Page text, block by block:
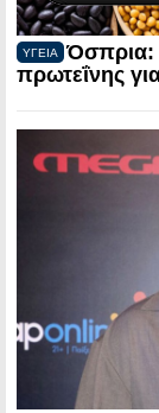
ΥΓΕΙΑ
Όσπρια:
πρωτεΐνης